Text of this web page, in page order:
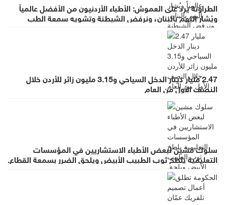
الطراونة يرد على العموش: الأطباء الأردنيون من الأفضل عالمياً
ويُشار إليهم بالبنان، ونرفض الشيطنة وتشويه سمعة الطب
بالعموميات
2.47 مليار دينار الدخل السياحي و3.15 مليون زائر للأردن خلال
النصف الأول من العام
سلوك مشين لبعض الأطباء الاستشاريين في المؤسسات
التعليمية يلطخ ثوب الطبيب الأبيض ويلحق الضرر بسمعة القطاع.